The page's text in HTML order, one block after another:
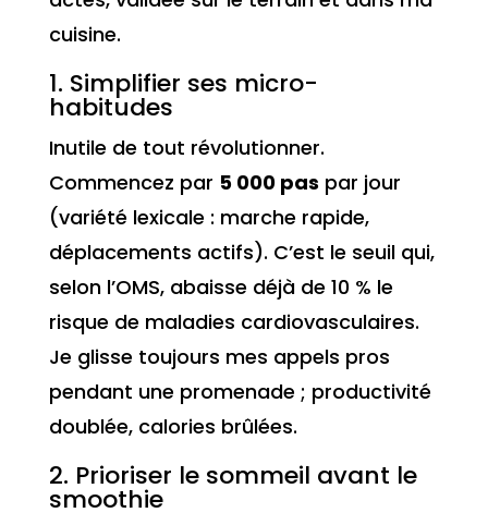
cuisine.
1. Simplifier ses micro-
habitudes
Inutile de tout révolutionner.
Commencez par 5 000 pas par jour
(variété lexicale : marche rapide,
déplacements actifs). C’est le seuil qui,
selon l’OMS, abaisse déjà de 10 % le
risque de maladies cardiovasculaires.
Je glisse toujours mes appels pros
pendant une promenade ; productivité
doublée, calories brûlées.
2. Prioriser le sommeil avant le
smoothie